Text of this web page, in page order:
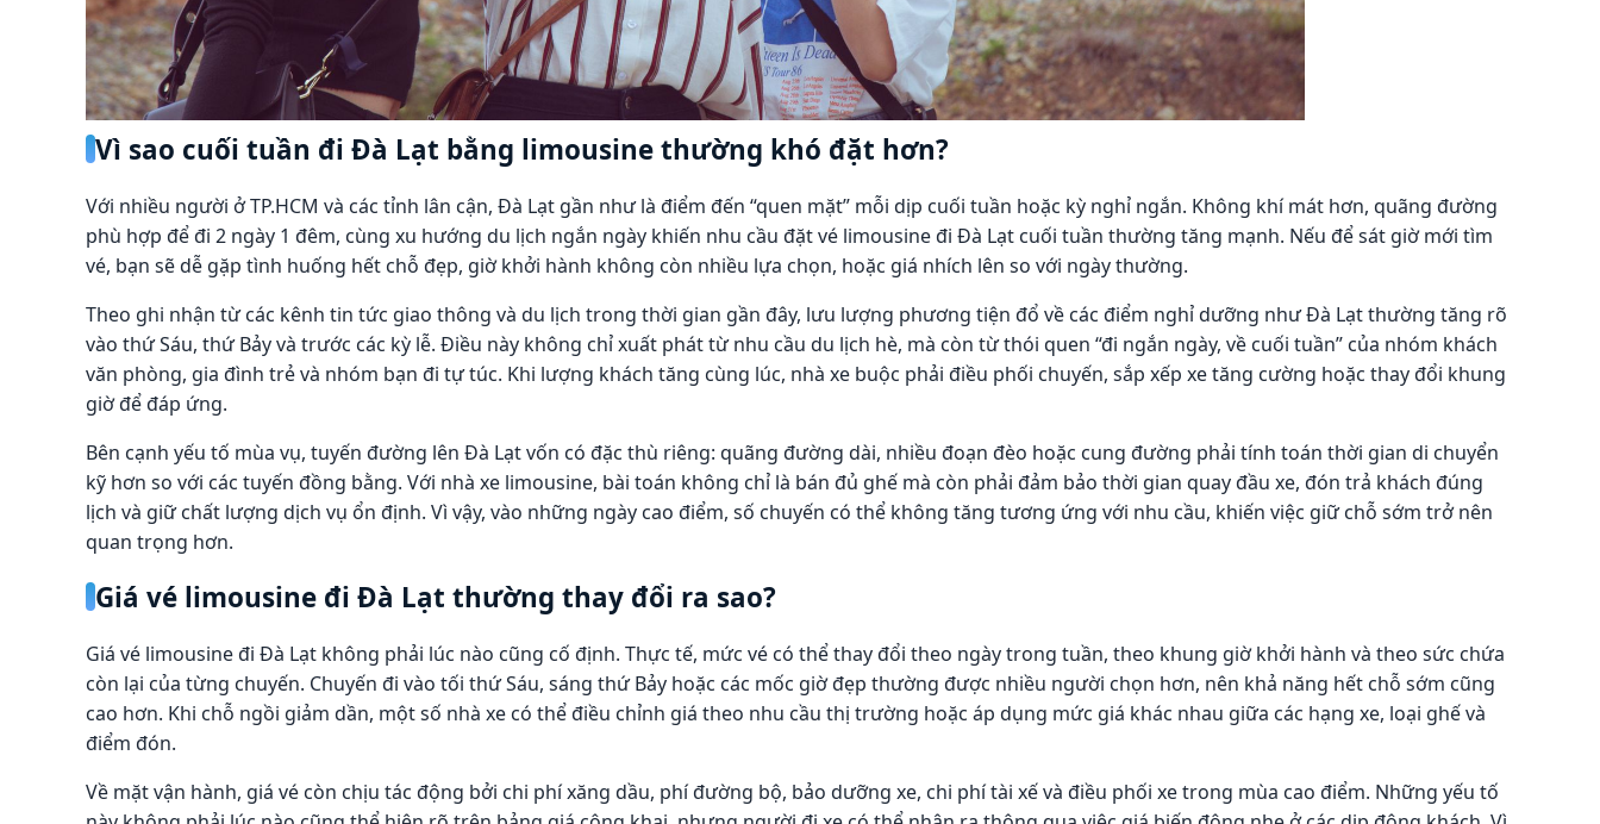
Vì sao cuối tuần đi Đà Lạt bằng limousine thường khó đặt hơn?
Với nhiều người ở TP.HCM và các tỉnh lân cận, Đà Lạt gần như là điểm đến “quen mặt” mỗi dịp cuối tuần hoặc kỳ nghỉ ngắn. Không khí mát hơn, quãng đường
phù hợp để đi 2 ngày 1 đêm, cùng xu hướng du lịch ngắn ngày khiến nhu cầu đặt vé limousine đi Đà Lạt cuối tuần thường tăng mạnh. Nếu để sát giờ mới tìm
vé, bạn sẽ dễ gặp tình huống hết chỗ đẹp, giờ khởi hành không còn nhiều lựa chọn, hoặc giá nhích lên so với ngày thường.
Theo ghi nhận từ các kênh tin tức giao thông và du lịch trong thời gian gần đây, lưu lượng phương tiện đổ về các điểm nghỉ dưỡng như Đà Lạt thường tăng rõ
vào thứ Sáu, thứ Bảy và trước các kỳ lễ. Điều này không chỉ xuất phát từ nhu cầu du lịch hè, mà còn từ thói quen “đi ngắn ngày, về cuối tuần” của nhóm khách
văn phòng, gia đình trẻ và nhóm bạn đi tự túc. Khi lượng khách tăng cùng lúc, nhà xe buộc phải điều phối chuyến, sắp xếp xe tăng cường hoặc thay đổi khung
giờ để đáp ứng.
Bên cạnh yếu tố mùa vụ, tuyến đường lên Đà Lạt vốn có đặc thù riêng: quãng đường dài, nhiều đoạn đèo hoặc cung đường phải tính toán thời gian di chuyển
kỹ hơn so với các tuyến đồng bằng. Với nhà xe limousine, bài toán không chỉ là bán đủ ghế mà còn phải đảm bảo thời gian quay đầu xe, đón trả khách đúng
lịch và giữ chất lượng dịch vụ ổn định. Vì vậy, vào những ngày cao điểm, số chuyến có thể không tăng tương ứng với nhu cầu, khiến việc giữ chỗ sớm trở nên
quan trọng hơn.
Giá vé limousine đi Đà Lạt thường thay đổi ra sao?
Giá vé limousine đi Đà Lạt không phải lúc nào cũng cố định. Thực tế, mức vé có thể thay đổi theo ngày trong tuần, theo khung giờ khởi hành và theo sức chứa
còn lại của từng chuyến. Chuyến đi vào tối thứ Sáu, sáng thứ Bảy hoặc các mốc giờ đẹp thường được nhiều người chọn hơn, nên khả năng hết chỗ sớm cũng
cao hơn. Khi chỗ ngồi giảm dần, một số nhà xe có thể điều chỉnh giá theo nhu cầu thị trường hoặc áp dụng mức giá khác nhau giữa các hạng xe, loại ghế và
điểm đón.
Về mặt vận hành, giá vé còn chịu tác động bởi chi phí xăng dầu, phí đường bộ, bảo dưỡng xe, chi phí tài xế và điều phối xe trong mùa cao điểm. Những yếu tố